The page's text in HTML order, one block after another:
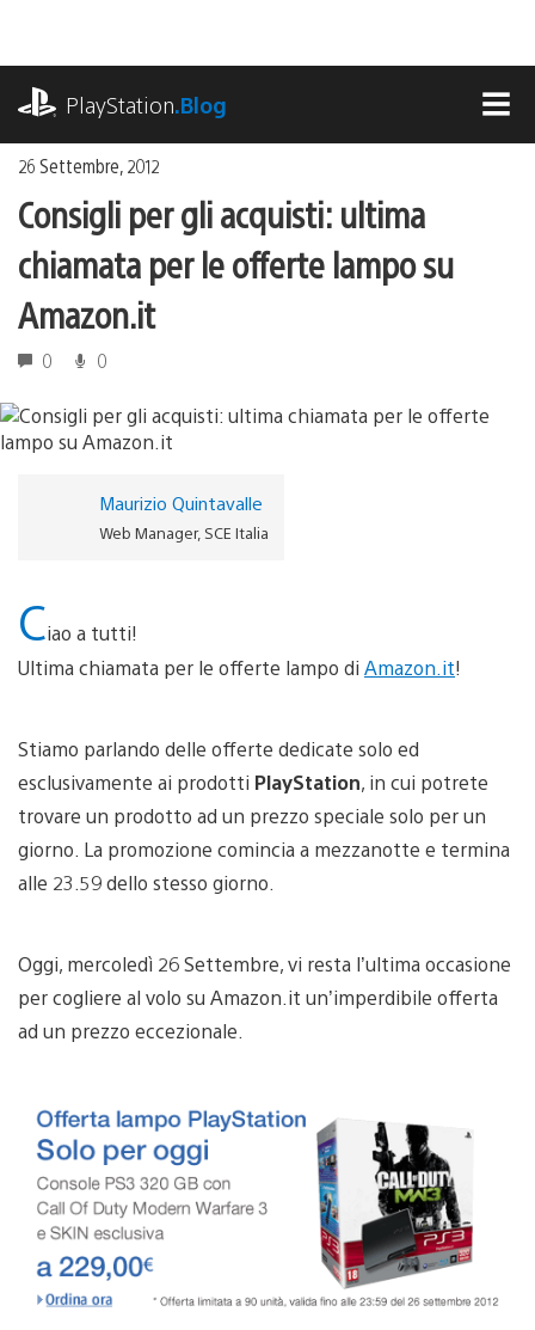
contenuto
PlayStation.Blog
26 Settembre, 2012
Consigli per gli acquisti: ultima
chiamata per le offerte lampo su
Amazon.it
0 0
Maurizio Quintavalle
Web Manager, SCE Italia
Ciao a tutti!
Ultima chiamata per le offerte lampo di Amazon.it!
Stiamo parlando delle offerte dedicate solo ed
esclusivamente ai prodotti PlayStation, in cui potrete
trovare un prodotto ad un prezzo speciale solo per un
giorno. La promozione comincia a mezzanotte e termina
alle 23.59 dello stesso giorno.
Oggi, mercoledì 26 Settembre, vi resta l’ultima occasione
per cogliere al volo su Amazon.it un’imperdibile offerta
ad un prezzo eccezionale.